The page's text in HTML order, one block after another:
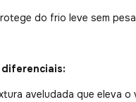
do frio leve sem
aveludada que eleva o